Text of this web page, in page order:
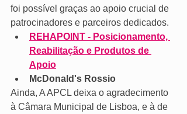
foi possível graças ao apoio crucial de
patrocinadores e parceiros dedicados.
REHAPOINT - Posicionamento,
Reabilitação e Produtos de
Apoio
McDonald's Rossio
Ainda, A APCL deixa o agradecimento
à Câmara Municipal de Lisboa, e à de